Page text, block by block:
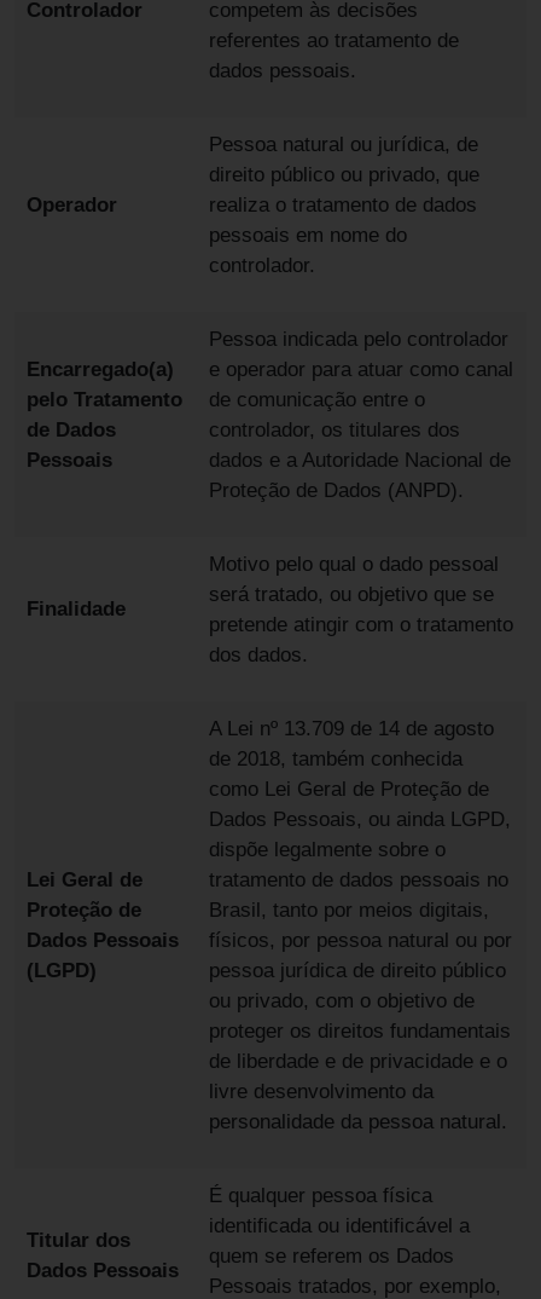
Controlador
competem às decisões
referentes ao tratamento de
dados pessoais.
Operador
Pessoa natural ou jurídica, de
direito público ou privado, que
realiza o tratamento de dados
pessoais em nome do
controlador.
Encarregado(a)
pelo Tratamento
de Dados
Pessoais
Pessoa indicada pelo controlador
e operador para atuar como canal
de comunicação entre o
controlador, os titulares dos
dados e a Autoridade Nacional de
Proteção de Dados (ANPD).
Finalidade
Motivo pelo qual o dado pessoal
será tratado, ou objetivo que se
pretende atingir com o tratamento
dos dados.
Lei Geral de
Proteção de
Dados Pessoais
(LGPD)
A Lei nº 13.709 de 14 de agosto
de 2018, também conhecida
como Lei Geral de Proteção de
Dados Pessoais, ou ainda LGPD,
dispõe legalmente sobre o
tratamento de dados pessoais no
Brasil, tanto por meios digitais,
físicos, por pessoa natural ou por
pessoa jurídica de direito público
ou privado, com o objetivo de
proteger os direitos fundamentais
de liberdade e de privacidade e o
livre desenvolvimento da
personalidade da pessoa natural.
Titular dos
Dados Pessoais
É qualquer pessoa física
identificada ou identificável a
quem se referem os Dados
Pessoais tratados, por exemplo,